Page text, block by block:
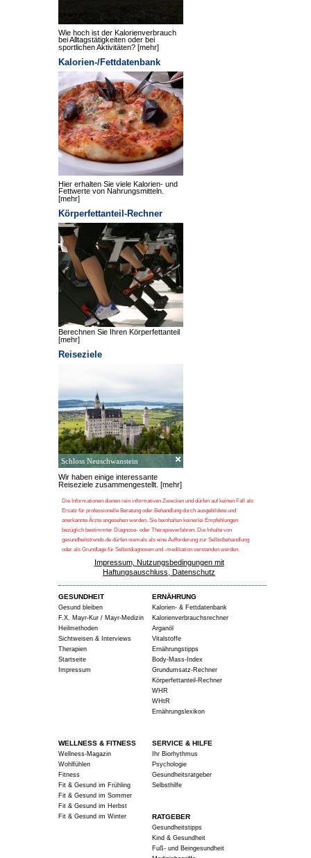
Wie hoch ist der Kalorienverbrauch
bei Alltagstätigkeiten oder bei
sportlichen Aktivitäten? [mehr]
Kalorien-/Fettdatenbank
Hier erhalten Sie viele Kalorien- und
Fettwerte von Nahrungsmitteln.
[mehr]
Körperfettanteil-Rechner
Berechnen Sie Ihren Körperfettanteil
[mehr]
Reiseziele
Schloss Neuschwanstein
Wir haben einige interessante
Reiseziele zusammengestellt. [mehr]
Die Informationen dienen rein informativen Zwecken und dürfen auf keinen Fall als
Ersatz für professionelle Beratung oder Behandlung durch ausgebildete und
anerkannte Ärzte angesehen werden. Sie beinhalten keinerlei Empfehlungen
bezüglich bestimmter Diagnose- oder Therapieverfahren. Die Inhalte von
gesundheitstrends.de dürfen niemals als eine Aufforderung zur Selbstbehandlung
oder als Grundlage für Selbstdiagnosen und -medikation verstanden werden.
Impressum, Nutzungsbedingungen mit
Haftungsauschluss, Datenschutz
GESUNDHEIT
Gesund bleiben
F.X. Mayr-Kur / Mayr-Medizin
Heilmethoden
Sichtweisen & Interviews
Therapien
Startseite
Impressum
ERNÄHRUNG
Kalorien- & Fettdatenbank
Kalorienverbrauchsrechner
Arganöl
Vitalstoffe
Ernährungstipps
Body-Mass-Index
Grundumsatz-Rechner
Körperfettanteil-Rechner
WHR
WHtR
Ernährungslexikon
WELLNESS & FITNESS
Wellness-Magazin
Wohlfühlen
Fitness
Fit & Gesund im Frühling
Fit & Gesund im Sommer
Fit & Gesund im Herbst
Fit & Gesund im Winter
SERVICE & HILFE
Ihr Biorhythmus
Psychologie
Gesundheitsratgeber
Selbsthilfe
RATGEBER
Gesundheitstipps
Kind & Gesundheit
Fuß- und Beingesundheit